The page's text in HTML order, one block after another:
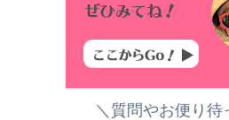
＼質問やお便り待